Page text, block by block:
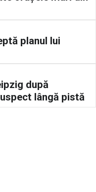
planul lui
după
lângă pistă